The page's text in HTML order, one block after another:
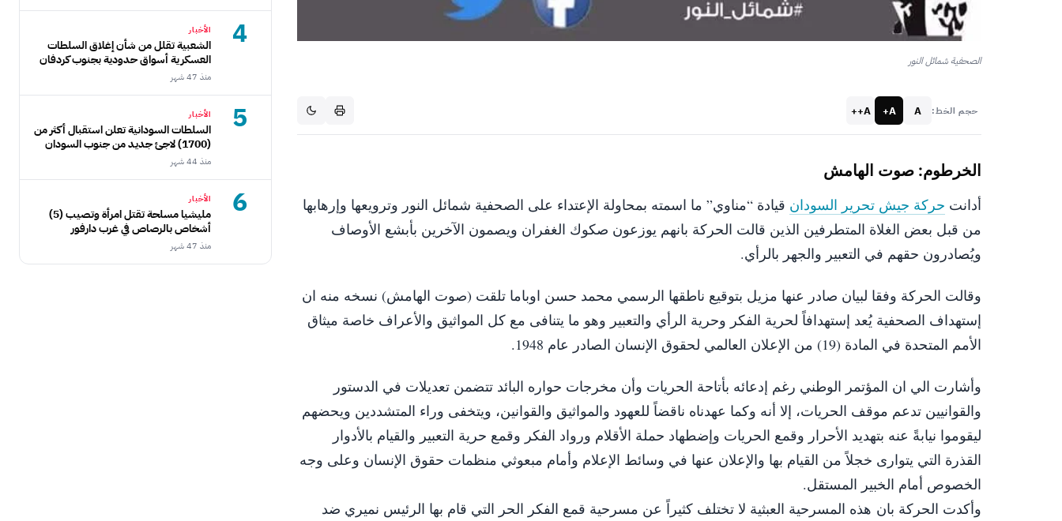
الصحفية شمائل النور
حجم الخط: A
A+
A++
الخرطوم: صوت الهامش
أدانت حركة جيش تحرير السودان قيادة “مناوي” ما اسمته بمحاولة الإعتداء على الصحفية شمائل النور وترويعها وإرهابها
من قبل بعض الغلاة المتطرفين الذين قالت الحركة بانهم يوزعون صكوك الغفران ويصمون الآخرين بأبشع الأوصاف
ويُصادرون حقهم في التعبير والجهر بالرأي.
وقالت الحركة وفقا لبيان صادر عنها مزيل بتوقيع ناطقها الرسمي محمد حسن اوباما تلقت (صوت الهامش) نسخه منه ان
إستهداف الصحفية يُعد إستهدافاً لحرية الفكر وحرية الرأي والتعبير وهو ما يتنافى مع كل المواثيق والأعراف خاصة ميثاق
الأمم المتحدة في المادة (19) من الإعلان العالمي لحقوق الإنسان الصادر عام 1948.
وأشارت الي ان المؤتمر الوطني رغم إدعائه بأتاحة الحريات وأن مخرجات حواره البائد تتضمن تعديلات في الدستور
والقوانيين تدعم موقف الحريات، إلا أنه وكما عهدناه ناقضاً للعهود والمواثيق والقوانين، ويتخفى وراء المتشددين ويحضهم
ليقوموا نيابةً عنه بتهديد الأحرار وقمع الحريات وإضطهاد حملة الأقلام ورواد الفكر وقمع حرية التعبير والقيام بالأدوار
القذرة التي يتوارى خجلاً من القيام بها والإعلان عنها في وسائط الإعلام وأمام مبعوثي منظمات حقوق الإنسان وعلى وجه
الخصوص أمام الخبير المستقل.
وأكدت الحركة بان هذه المسرحية العبثية لا تختلف كثيراً عن مسرحية قمع الفكر الحر التي قام بها الرئيس نميري ضد
4 الأخبار
الشعبية تقلل من شأن إغلاق السلطات
العسكرية أسواق حدودية بجنوب كردفان
منذ 47 شهر
5 الأخبار
السلطات السودانية تعلن استقبال أكثر من
(1700) لاجئ جديد من جنوب السودان
منذ 44 شهر
6 الأخبار
مليشيا مسلحة تقتل امرأة وتصيب (5)
أشخاص بالرصاص في غرب دارفور
منذ 47 شهر